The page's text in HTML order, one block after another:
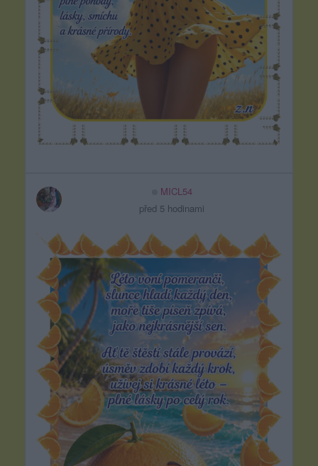
MICL54
před 5 hodinami